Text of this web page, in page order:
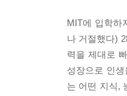
MIT에 입학하
나 거절했다)
력을 제대로
성장으로 인
는 어떤 지식,